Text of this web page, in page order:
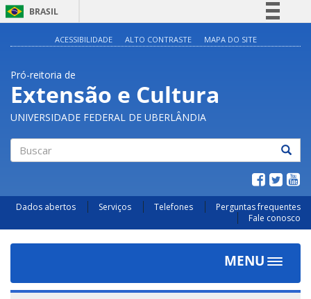
BRASIL
Acesso à informação
Legislação
Canais
ACESSIBILIDADE ALTO CONTRASTE MAPA DO SITE
Pró-reitoria de
Extensão e Cultura
UNIVERSIDADE FEDERAL DE UBERLÂNDIA
Dados abertos Serviços Telefones
Perguntas frequentes
Fale conosco
MENU
Toggle